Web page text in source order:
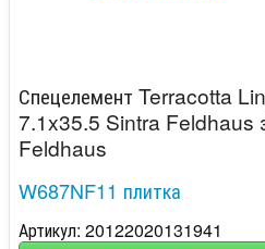
Спецелемент Terracotta
7.1x35.5 Sintra Feldhaus з
Feldhaus
W687NF11 плитка
Артикул: 20122020131941